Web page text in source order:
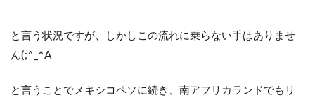
と言う状況ですが、しかしこの流れに乗らない手はありませ
ん(;^_^A
と言うことでメキシコペソに続き、南アフリカランドでもリ